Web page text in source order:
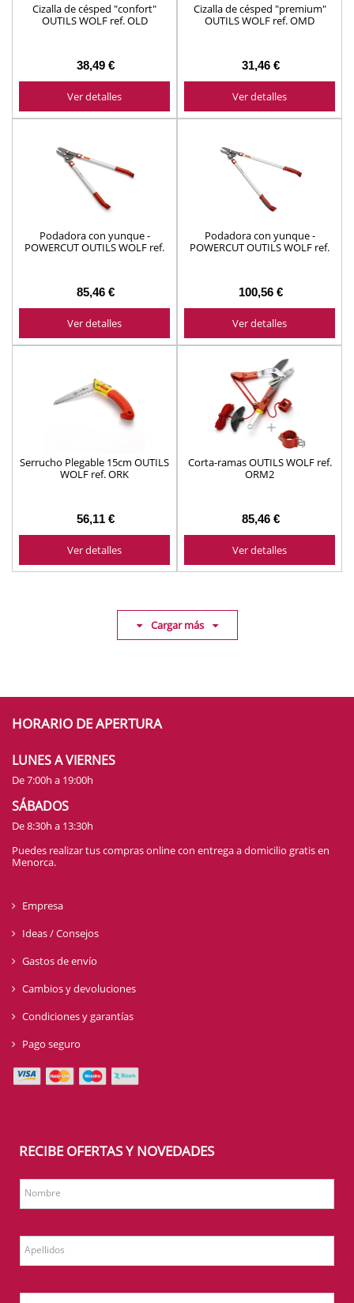
Cizalla de césped "confort"
OUTILS WOLF ref. OLD
38,49 €
Ver detalles
Cizalla de césped "premium"
OUTILS WOLF ref. OMD
31,46 €
Ver detalles
Podadora con yunque -
POWERCUT OUTILS WOLF ref.
85,46 €
Ver detalles
Podadora con yunque -
POWERCUT OUTILS WOLF ref.
100,56 €
Ver detalles
Serrucho Plegable 15cm OUTILS
WOLF ref. ORK
56,11 €
Ver detalles
Corta-ramas OUTILS WOLF ref.
ORM2
85,46 €
Ver detalles
Cargar más
HORARIO DE APERTURA
LUNES A VIERNES
De 7:00h a 19:00h
SÁBADOS
De 8:30h a 13:30h
Puedes realizar tus compras online con entrega a domicilio gratis en
Menorca.
Empresa
Ideas / Consejos
Gastos de envío
Cambios y devoluciones
Condiciones y garantías
Pago seguro
RECIBE OFERTAS Y NOVEDADES
Nombre
Apellidos